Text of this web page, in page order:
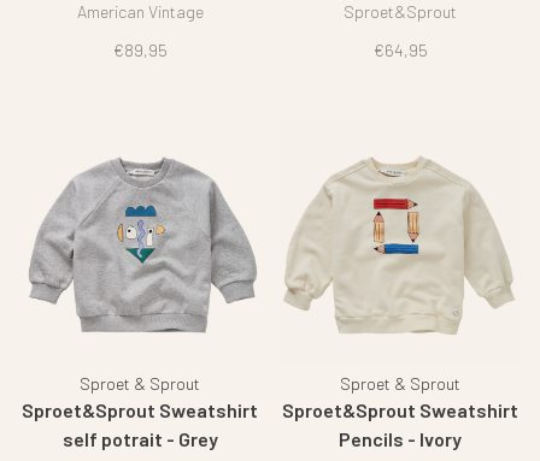
American Vintage
€89,95
Sproet&Sprout
€64,95
Sproet & Sprout
Sproet&Sprout Sweatshirt
self potrait - Grey
Sproet & Sprout
Sproet&Sprout Sweatshirt
Pencils - Ivory